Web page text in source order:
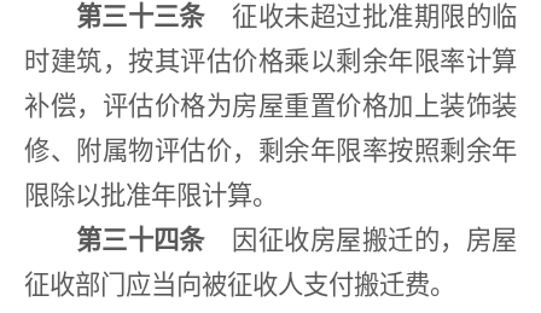
第三十三条
征收未超过批准期限的临
时建筑，按其评估价格乘以剩余年限率计算
补偿，评估价格为房屋重置价格加上装饰装
修、附属物评估价，剩余年限率按照剩余年
限除以批准年限计算。
第三十四条
因征收房屋搬迁的，房屋
征收部门应当向被征收人支付搬迁费。